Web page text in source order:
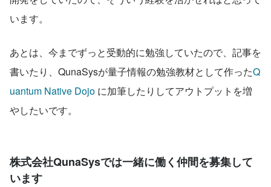
います。
あとは、今までずっと受動的に勉強していたので、記事を
書いたり、QunaSysが量子情報の勉強教材として作ったQ
uantum Native Dojo に加筆したりしてアウトプットを増
やしたいです。
株式会社QunaSysでは一緒に働く仲間を募集して
います